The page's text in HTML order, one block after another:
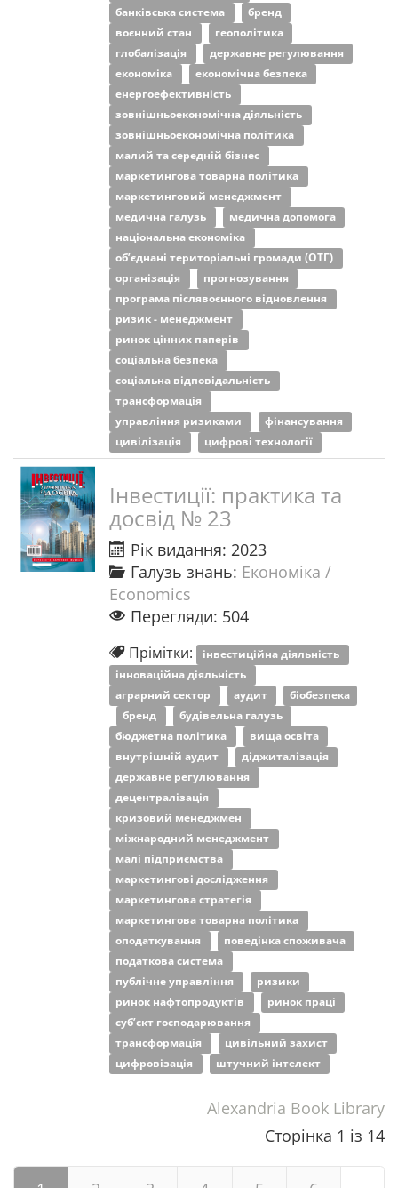
банківська система
бренд
воєнний стан
геополітика
глобалізація
державне регулювання
економіка
економічна безпека
енергоефективність
зовнішньоекономічна діяльність
зовнішньоекономічна політика
малий та середній бізнес
маркетингова товарна політика
маркетинговий менеджмент
медична галузь
медична допомога
національна економіка
об’єднані територіальні громади (ОТГ)
організація
прогнозування
програма післявоєнного відновлення
ризик - менеджмент
ринок цінних паперів
соціальна безпека
соціальна відповідальність
трансформація
управління ризиками
фінансування
цивілізація
цифрові технології
Інвестиції: практика та
досвід № 23
Рік видання: 2023
Галузь знань: Економіка /
Economics
Перегляди: 504
Прімітки: інвестиційна діяльність
інноваційна діяльність
аграрний сектор
аудит
біобезпека
бренд
будівельна галузь
бюджетна політика
вища освіта
внутрішній аудит
діджиталізація
державне регулювання
децентралізація
кризовий менеджмен
міжнародний менеджмент
малі підприємства
маркетингові дослідження
маркетингова стратегія
маркетингова товарна політика
оподаткування
поведінка споживача
податкова система
публічне управління
ризики
ринок нафтопродуктів
ринок праці
суб’єкт господарювання
трансформація
цивільний захист
цифровізація
штучний інтелект
Alexandria Book Library
Сторінка 1 із 14